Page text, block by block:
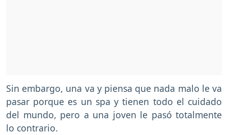
Sin embargo, una va y piensa que nada malo le va
pasar porque es un spa y tienen todo el cuidado
del mundo, pero a una joven le pasó totalmente
lo contrario.